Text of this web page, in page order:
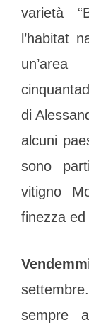
varietà
l’habitat
di
alcuni
sono
vitigno
finezza ed
sempre